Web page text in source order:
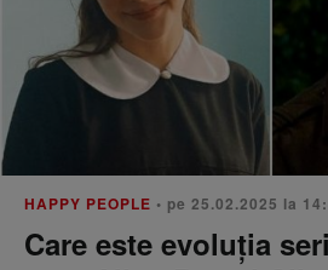
HAPPY PEOPLE • pe 25.02.2025 la
Care este evoluția